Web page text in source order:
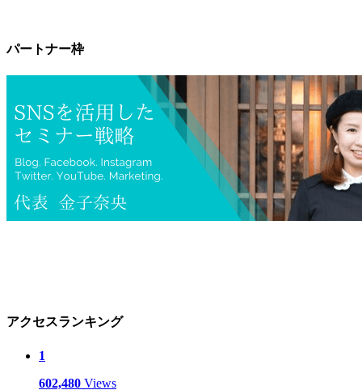
パートナー枠
アクセスランキング
1
602,480 Views